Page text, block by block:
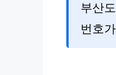
부산
번호